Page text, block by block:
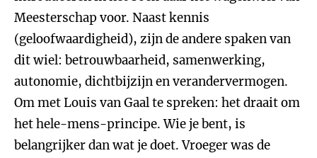
Meesterschap voor. Naast kennis
(geloofwaardigheid), zijn de andere spaken van
dit wiel: betrouwbaarheid, samenwerking,
autonomie, dichtbijzijn en verandervermogen.
Om met Louis van Gaal te spreken: het draait om
het hele-mens-principe. Wie je bent, is
belangrijker dan wat je doet. Vroeger was de